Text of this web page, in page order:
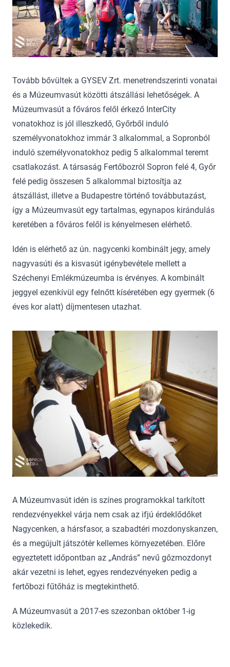
Tovább bővültek a GYSEV Zrt. menetrendszerinti vonatai
és a Múzeumvasút közötti átszállási lehetőségek. A
Múzeumvasút a főváros felől érkező InterCity
vonatokhoz is jól illeszkedő, Győrből induló
személyvonatokhoz immár 3 alkalommal, a Sopronból
induló személyvonatokhoz pedig 5 alkalommal teremt
csatlakozást. A társaság Fertőbozról Sopron felé 4, Győr
felé pedig összesen 5 alkalommal biztosítja az
átszállást, illetve a Budapestre történő továbbutazást,
így a Múzeumvasút egy tartalmas, egynapos kirándulás
keretében a főváros felől is kényelmesen elérhető.
Idén is elérhető az ún. nagycenki kombinált jegy, amely
nagyvasúti és a kisvasút igénybevétele mellett a
Széchenyi Emlékmúzeumba is érvényes. A kombinált
jeggyel ezenkívül egy felnőtt kíséretében egy gyermek (6
éves kor alatt) díjmentesen utazhat.
A Múzeumvasút idén is színes programokkal tarkított
rendezvényekkel várja nem csak az ifjú érdeklődőket
Nagycenken, a hársfasor, a szabadtéri mozdonyskanzen,
és a megújult játszótér kellemes környezetében. Előre
egyeztetett időpontban az „András” nevű gőzmozdonyt
akár vezetni is lehet, egyes rendezvényeken pedig a
fertőbozi fűtőház is megtekinthető.
A Múzeumvasút a 2017-es szezonban október 1-ig
közlekedik.